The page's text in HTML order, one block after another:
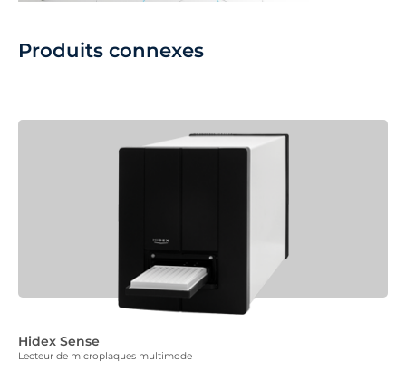
Produits connexes
Hidex Sense
Lecteur de microplaques multimode